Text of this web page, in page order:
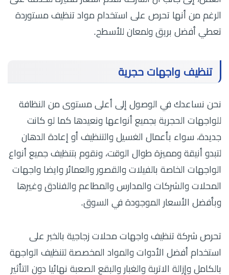
الرغم من أنها تحرص على استخدام مواد تنظيف مستوردة
تعطي أفضل بريق ولمعان للأسطح.
تنظيف واجهات حجرية
نحن نساعدك في الوصول إلى أعلى مستوى من النظافة
للواجهات الحجرية بجميع أنواعها ونعيدها كما لو كانت
جديدة، سواء بأعمال الغسيل والتنظيف أو إعادة الدهان
لتبدو أنيقة ومميزة طوال الوقت، ونقوم بتنظيف جميع أنواع
الواجهات الخاصة بالفيلات والقصور والعمائر وايضا واجهات
المحلات والشركات والمدارس والمطاعم والفنادق وغيرها
وبأفضل الأسعار الموجودة في السوق.
تحرص شركة تنظيف واجهات محلات زجاجية بالخبر على
استخدام أفضل الأدوات والمواد المخصصة لتنظيف الواجهة
بالكامل وإزالة الاتربة والغبار والبقع الصعبة نهائيا دون التأثير